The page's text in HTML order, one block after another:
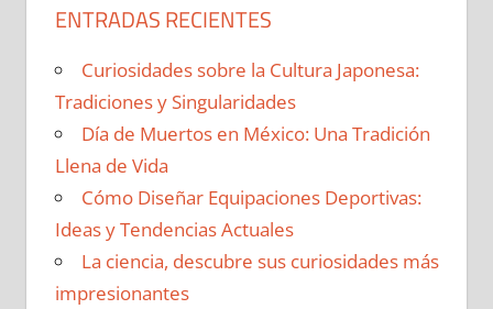
ENTRADAS RECIENTES
Curiosidades sobre la Cultura Japonesa:
Tradiciones y Singularidades
Día de Muertos en México: Una Tradición
Llena de Vida
Cómo Diseñar Equipaciones Deportivas:
Ideas y Tendencias Actuales
La ciencia, descubre sus curiosidades más
impresionantes